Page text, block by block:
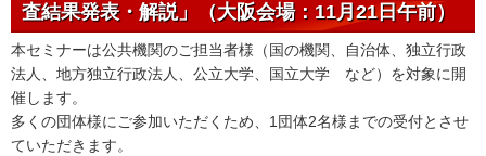
査結果発表・解説」（大阪会場：11月21日午前）
本セミナーは公共機関のご担当者様（国の機関、自治体、独立行政
法人、地方独立行政法人、公立大学、国立大学 など）を対象に開
催します。
多くの団体様にご参加いただくため、1団体2名様までの受付とさせ
ていただきます。